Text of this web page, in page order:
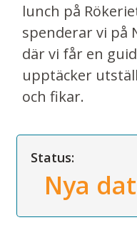
lunch på
spenderar vi på
där vi får en
upptäcker
och fikar.
Status:
Nya